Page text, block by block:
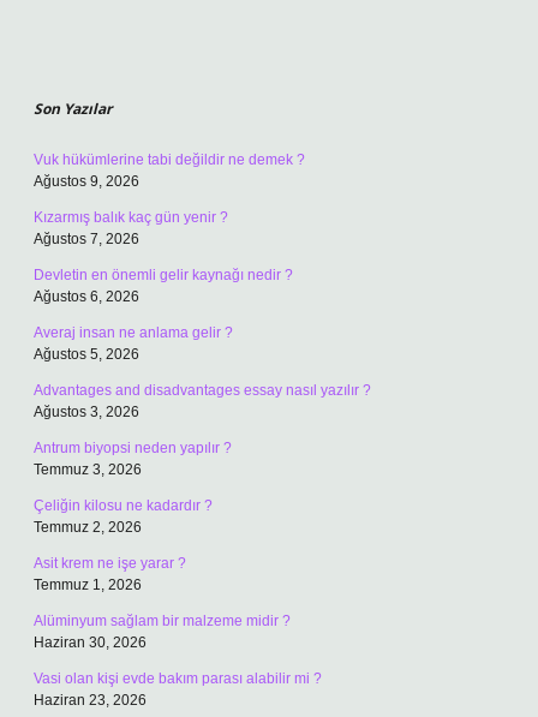
Son Yazılar
Vuk hükümlerine tabi değildir ne demek ?
Ağustos 9, 2026
Kızarmış balık kaç gün yenir ?
Ağustos 7, 2026
Devletin en önemli gelir kaynağı nedir ?
Ağustos 6, 2026
Averaj insan ne anlama gelir ?
Ağustos 5, 2026
Advantages and disadvantages essay nasıl yazılır ?
Ağustos 3, 2026
Antrum biyopsi neden yapılır ?
Temmuz 3, 2026
Çeliğin kilosu ne kadardır ?
Temmuz 2, 2026
Asit krem ne işe yarar ?
Temmuz 1, 2026
Alüminyum sağlam bir malzeme midir ?
Haziran 30, 2026
Vasi olan kişi evde bakım parası alabilir mi ?
Haziran 23, 2026